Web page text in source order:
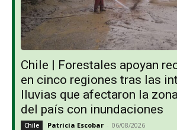
Chile | Forestales apoyan
en cinco regiones tras las
lluvias que afectaron la
del país con inundaciones
Chile Patricia Escobar - 06/08/2026